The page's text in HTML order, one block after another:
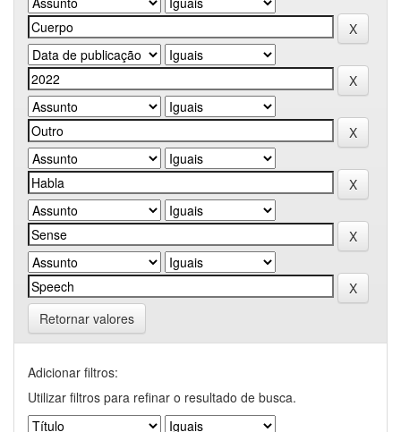
Retornar valores
Adicionar filtros:
Utilizar filtros para refinar o resultado de busca.